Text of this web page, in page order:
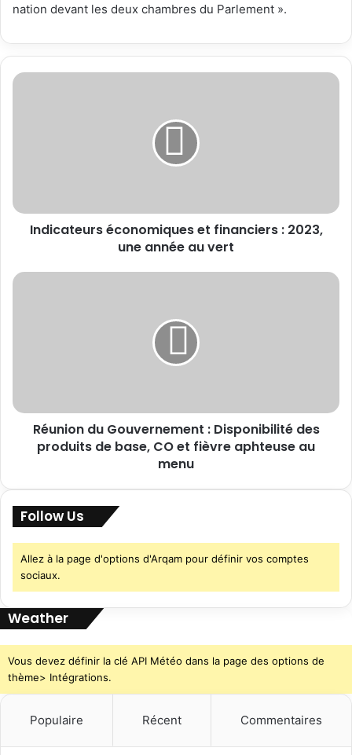
nation devant les deux chambres du Parlement ».
Indicateurs économiques et financiers : 2023,
une année au vert
Réunion du Gouvernement : Disponibilité des
produits de base, CO et fièvre aphteuse au
menu
Follow Us
Allez à la page d'options d'Arqam pour définir vos comptes
sociaux.
Weather
Vous devez définir la clé API Météo dans la page des options de
thème> Intégrations.
Populaire Récent Commentaires